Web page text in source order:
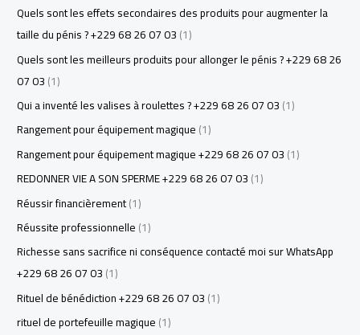
Quels sont les effets secondaires des produits pour augmenter la
taille du pénis ? +229 68 26 07 03(1)
Quels sont les meilleurs produits pour allonger le pénis ? +229 68 26
07 03(1)
Qui a inventé les valises à roulettes ? +229 68 26 07 03(1)
Rangement pour équipement magique(1)
Rangement pour équipement magique +229 68 26 07 03(1)
REDONNER VIE A SON SPERME +229 68 26 07 03(1)
Réussir financièrement(1)
Réussite professionnelle(1)
Richesse sans sacrifice ni conséquence contacté moi sur WhatsApp
+229 68 26 07 03(1)
Rituel de bénédiction +229 68 26 07 03(1)
rituel de portefeuille magique(1)